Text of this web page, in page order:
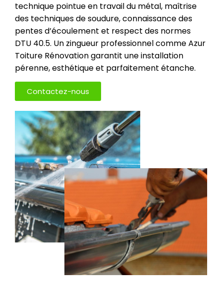
technique pointue en travail du métal, maîtrise
des techniques de soudure, connaissance des
pentes d’écoulement et respect des normes
DTU 40.5. Un zingueur professionnel comme Azur
Toiture Rénovation garantit une installation
pérenne, esthétique et parfaitement étanche.
Contactez-nous